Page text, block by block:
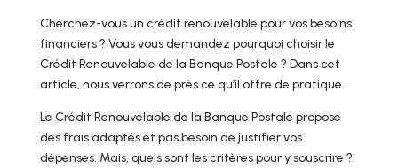
Cherchez-vous un crédit renouvelable pour vos besoins
financiers ? Vous vous demandez pourquoi choisir le
Crédit Renouvelable de la Banque Postale ? Dans cet
article, nous verrons de près ce qu’il offre de pratique.
Le Crédit Renouvelable de la Banque Postale propose
des frais adaptés et pas besoin de justifier vos
dépenses. Mais, quels sont les critères pour y souscrire ?